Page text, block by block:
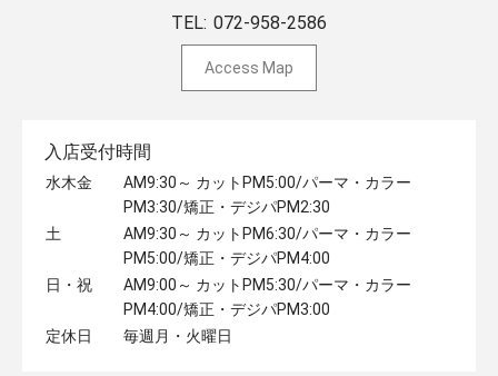
TEL: 072-958-2586
Access Map
入店受付時間
水木金
AM9:30～ カットPM5:00/パーマ・カラー
PM3:30/矯正・デジパPM2:30
土
AM9:30～ カットPM6:30/パーマ・カラー
PM5:00/矯正・デジパPM4:00
日・祝
AM9:00～ カットPM5:30/パーマ・カラー
PM4:00/矯正・デジパPM3:00
定休日
毎週月・火曜日